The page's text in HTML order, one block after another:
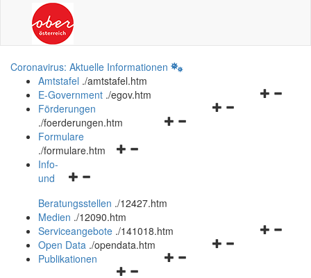
Coronavirus: Aktuelle Informationen
Amtstafel ./amtstafel.htm
Navigationsmenü
E-Government ./egov.htm
Navigationsmenü
Förderungen
./foerderungen.htm
Navigationsmenü
Formulare
./formulare.htm
Navigationsmenü
und
schließen
Info-
und
Beratungsstellen ./12427.htm
Medien ./12090.htm
Navigationsmenü
Serviceangebote ./141018.htm
Navigationsmenü
Open Data ./opendata.htm
Navigationsmenü
Publikationen